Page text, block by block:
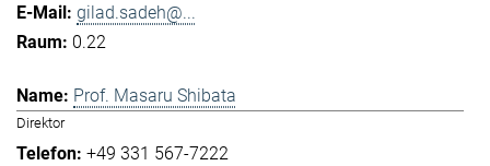
gilad.sadeh@...
0.22
Prof. Masaru Shibata
Direktor
+49 331 567-7222